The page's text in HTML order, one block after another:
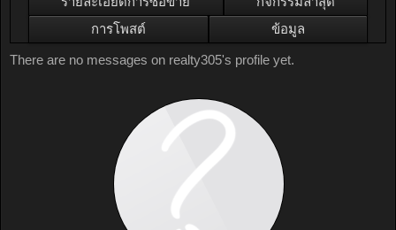
การโพสต์
ข้อมูล
There are no messages on realty305's profile yet.